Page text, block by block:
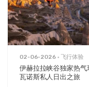
02-06-2026 飞行体验
伊赫拉拉峡谷独家热
瓦诺斯私人日出之旅